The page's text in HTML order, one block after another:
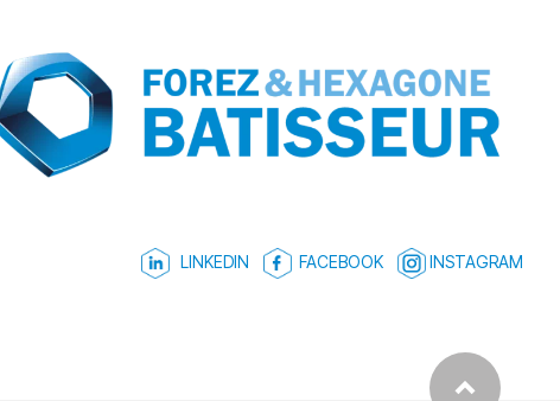
LINKEDIN
FACEBOOK INSTAGRAM